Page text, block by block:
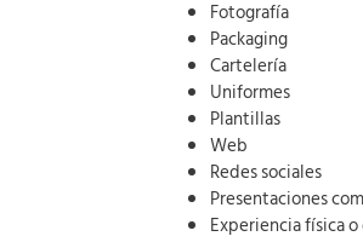
Fotografía
Packaging
Cartelería
Uniformes
Plantillas
Web
Redes sociales
Presentaciones
Experiencia física